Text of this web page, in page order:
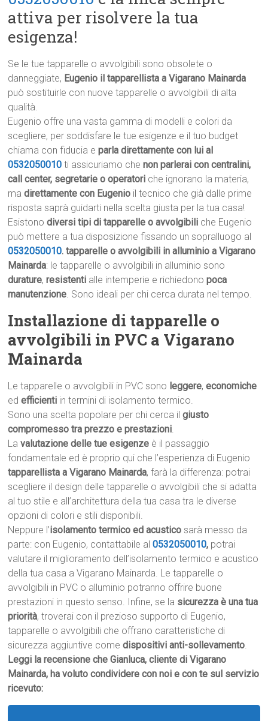
attiva per risolvere la tua
esigenza!
Se le tue tapparelle o avvolgibili sono obsolete o
danneggiate, Eugenio il tapparellista a Vigarano Mainarda
può sostituirle con nuove tapparelle o avvolgibili di alta
qualità.
Eugenio offre una vasta gamma di modelli e colori da
scegliere, per soddisfare le tue esigenze e il tuo budget
chiama con fiducia eparla direttamente con lui al
0532050010 ti assicuriamo chenon parlerai con centralini,
call center, segretarie o operatori che ignorano la materia,
madirettamente con Eugenio il tecnico che già dalle prime
risposta saprà guidarti nella scelta giusta per la tua casa!
Esistonodiversi tipi di tapparelle o avvolgibili che Eugenio
può mettere a tua disposizione fissando un sopralluogo al
0532050010. tapparelle o avvolgibili in alluminio a Vigarano
Mainarda: le tapparelle o avvolgibili in alluminio sono
durature,resistenti alle intemperie e richiedonopoca
manutenzione. Sono ideali per chi cerca durata nel tempo.
Installazione di tapparelle o
avvolgibili in PVC a Vigarano
Mainarda
Le tapparelle o avvolgibili in PVC sono leggere,economiche
edefficienti in termini di isolamento termico.
Sono una scelta popolare per chi cerca ilgiusto
compromesso tra prezzo e prestazioni.
Lavalutazione delle tue esigenze è il passaggio
fondamentale ed è proprio qui che l’esperienza di Eugenio
tapparellista a Vigarano Mainarda, farà la differenza: potrai
scegliere il design delle tapparelle o avvolgibili che si adatta
al tuo stile e all’architettura della tua casa tra le diverse
opzioni di colori e stili disponibili.
Neppure l’isolamento termico ed acustico sarà messo da
parte: con Eugenio, contattabile al0532050010, potrai
valutare il miglioramento dell’isolamento termico e acustico
della tua casa a Vigarano Mainarda. Le tapparelle o
avvolgibili in PVC o alluminio potranno offrire buone
prestazioni in questo senso. Infine, se la sicurezza è una tua
priorità, troverai con il prezioso supporto di Eugenio,
tapparelle o avvolgibili che offrano caratteristiche di
sicurezza aggiuntive comedispositivi anti-sollevamento.
Leggi la recensione che Gianluca, cliente di Vigarano
Mainarda, ha voluto condividere con noi e con te sul servizio
ricevuto: